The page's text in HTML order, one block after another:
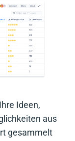
Ideen,
aus
gesammelt